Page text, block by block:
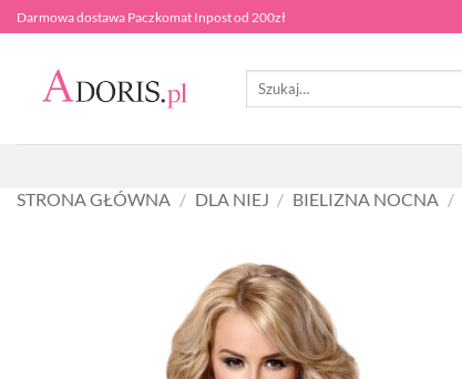
Przewiń
do
zawartości
Darmowa dostawa Paczkomat Inpost od 200zł
Szukaj:
STRONA GŁÓWNA / DLA NIEJ / BIELIZNA NOCNA /